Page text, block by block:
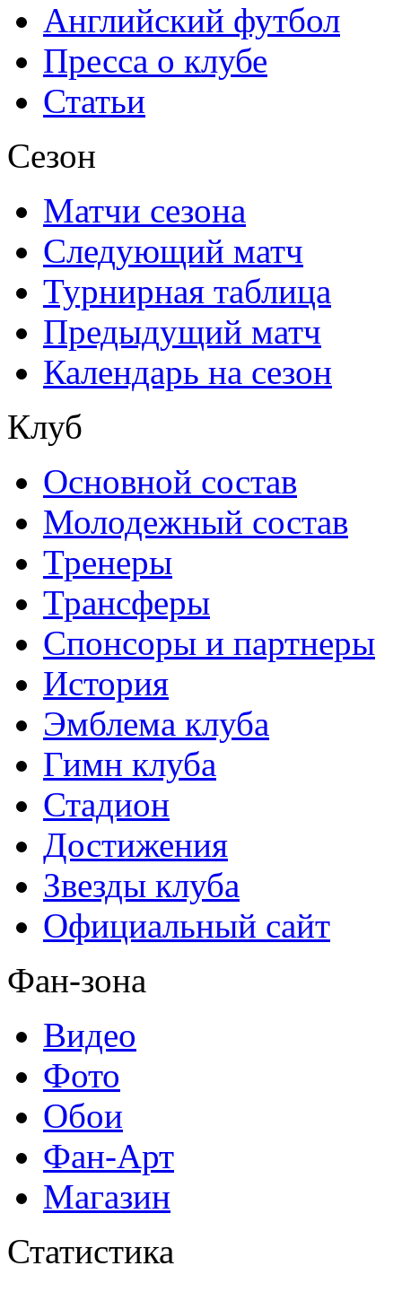
Английский футбол
Пресса о клубе
Статьи
Сезон
Матчи сезона
Следующий матч
Турнирная таблица
Предыдущий матч
Календарь на сезон
Клуб
Основной состав
Молодежный состав
Тренеры
Трансферы
Спонсоры и партнеры
История
Эмблема клуба
Гимн клуба
Стадион
Достижения
Звезды клуба
Официальный сайт
Фан-зона
Видео
Фото
Обои
Фан-Арт
Магазин
Статистика